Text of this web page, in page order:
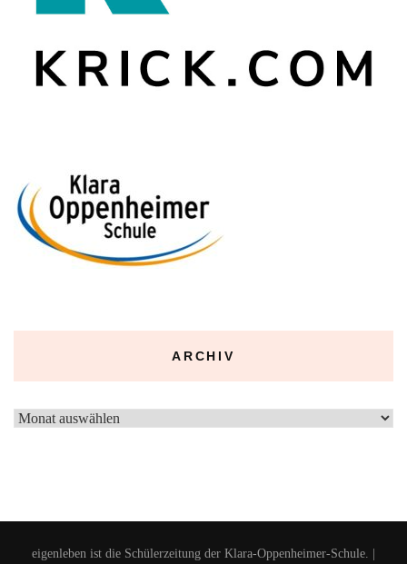
ARCHIV
Archiv
eigenleben ist die Schülerzeitung der Klara-Oppenheimer-Schule. |